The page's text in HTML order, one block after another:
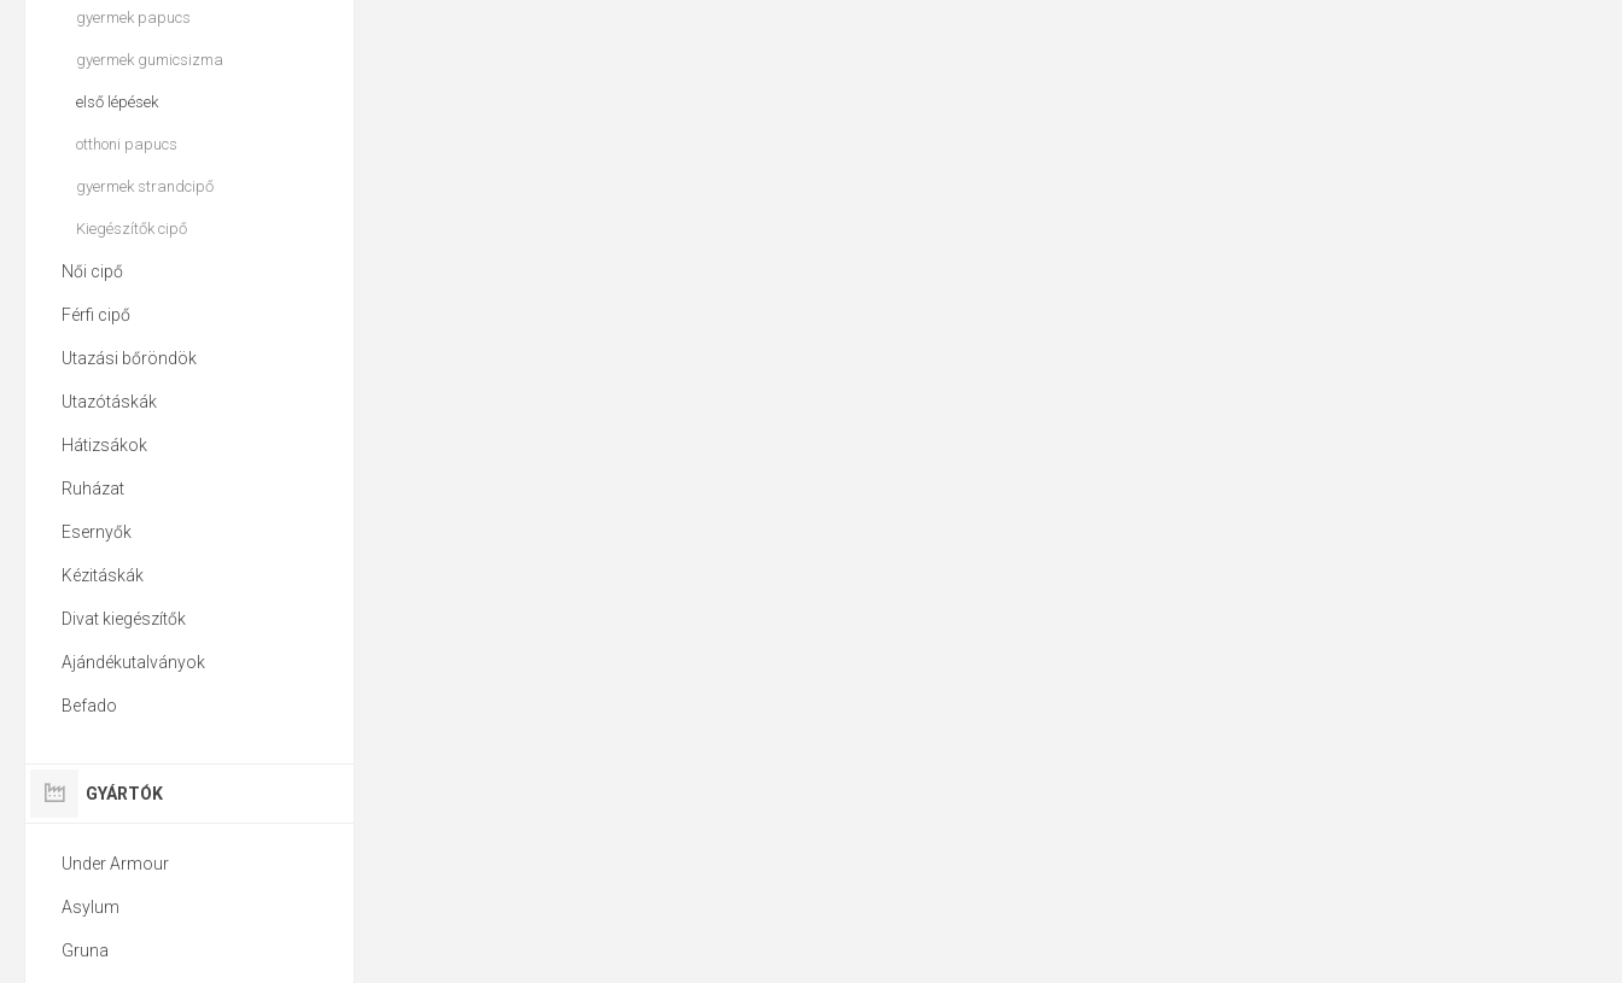
gyermek papucs
gyermek gumicsizma
első lépések
otthoni papucs
gyermek strandcipő
Kiegészítők cipő
Női cipő
Férfi cipő
Utazási bőröndök
Utazótáskák
Hátizsákok
Ruházat
Esernyők
Kézitáskák
Divat kiegészítők
Ajándékutalványok
Befado
GYÁRTÓK
Under Armour
Asylum
Gruna